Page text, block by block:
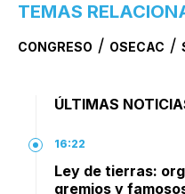
TEMAS
CONGRESO / OSECAC /
ÚLTIMAS
16:22
Ley de tierras:
gremios y